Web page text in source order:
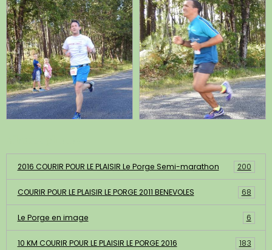
2016 COURIR POUR LE PLAISIR Le Porge Semi-marathon 200
COURIR POUR LE PLAISIR LE PORGE 2011 BENEVOLES 68
Le Porge en image 6
10 KM COURIR POUR LE PLAISIR LE PORGE 2016 183